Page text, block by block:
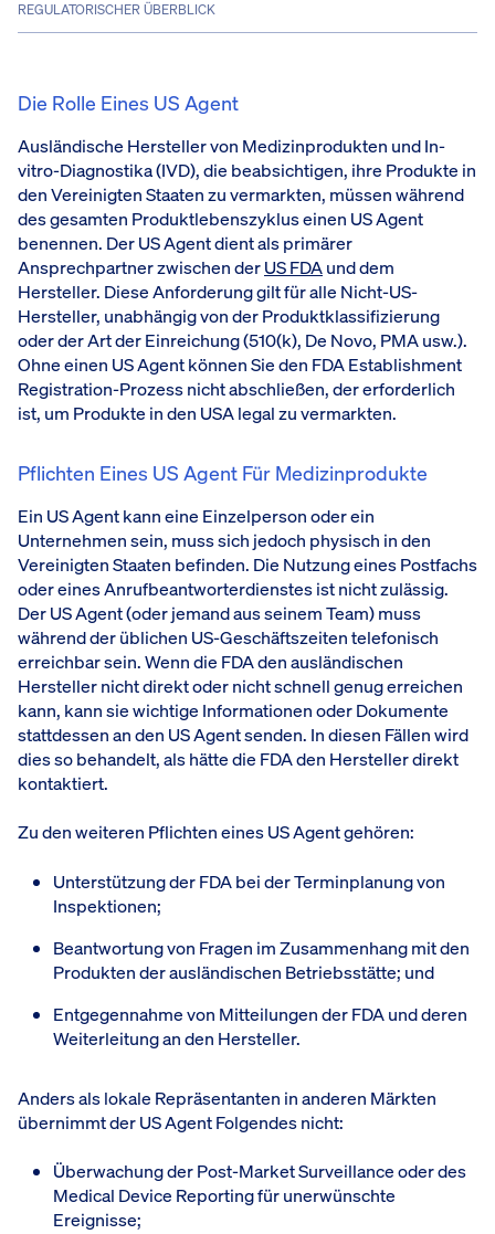
REGULATORISCHER ÜBERBLICK
Die Rolle Eines US Agent
Ausländische Hersteller von Medizinprodukten und In-
vitro-Diagnostika (IVD), die beabsichtigen, ihre Produkte in
den Vereinigten Staaten zu vermarkten, müssen während
des gesamten Produktlebenszyklus einen US Agent
benennen. Der US Agent dient als primärer
Ansprechpartner zwischen derUS FDAund dem
Hersteller. Diese Anforderung gilt für alle Nicht-US-
Hersteller, unabhängig von der Produktklassifizierung
oder der Art der Einreichung (510(k), De Novo, PMA usw.).
Ohne einen US Agent können Sie den FDA Establishment
Registration-Prozess nicht abschließen, der erforderlich
ist, um Produkte in den USA legal zu vermarkten.
Pflichten Eines US Agent Für Medizinprodukte
Ein US Agent kann eine Einzelperson oder ein
Unternehmen sein, muss sich jedoch physisch in den
Vereinigten Staaten befinden. Die Nutzung eines Postfachs
oder eines Anrufbeantworterdienstes ist nicht zulässig.
Der US Agent (oder jemand aus seinem Team) muss
während der üblichen US-Geschäftszeiten telefonisch
erreichbar sein. Wenn die FDA den ausländischen
Hersteller nicht direkt oder nicht schnell genug erreichen
kann, kann sie wichtige Informationen oder Dokumente
stattdessen an den US Agent senden. In diesen Fällen wird
dies so behandelt, als hätte die FDA den Hersteller direkt
kontaktiert.
Zu den weiteren Pflichten eines US Agent gehören:
Unterstützung der FDA bei der Terminplanung von
Inspektionen;
Beantwortung von Fragen im Zusammenhang mit den
Produkten der ausländischen Betriebsstätte; und
Entgegennahme von Mitteilungen der FDA und deren
Weiterleitung an den Hersteller.
Anders als lokale Repräsentanten in anderen Märkten
übernimmt der US Agent Folgendes nicht:
Überwachung der Post-Market Surveillance oder des
Medical Device Reporting für unerwünschte
Ereignisse;